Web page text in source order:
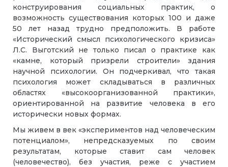
конструирования социальных практик, о
возможность существования которых 100 и даже
50 лет назад трудно предположить. В работе
«Исторический смысл психологического кризиса»
Л.С. Выготский не только писал о практике как
«камне, который призрели строители» здания
научной психологии. Он подчеркивал, что такая
психология может складываться в различных
областях «высокоорганизованной практики»,
ориентированной на развитие человека в его
исторически новых формах.
Мы живем в век «экспериментов над человеческим
потенциалом», непредсказуемых по своим
результатам, которые ставит сам человек
(человечество), без участия, реже с участием